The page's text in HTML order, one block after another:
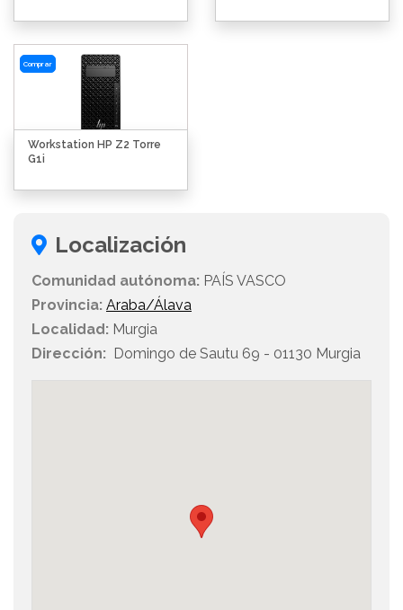
Comprar
Workstation HP Z2 Torre
G1i
Localización
Comunidad autónoma: PAÍS VASCO
Provincia: Araba/Álava
Localidad: Murgia
Dirección: Domingo de Sautu 69 - 01130 Murgia